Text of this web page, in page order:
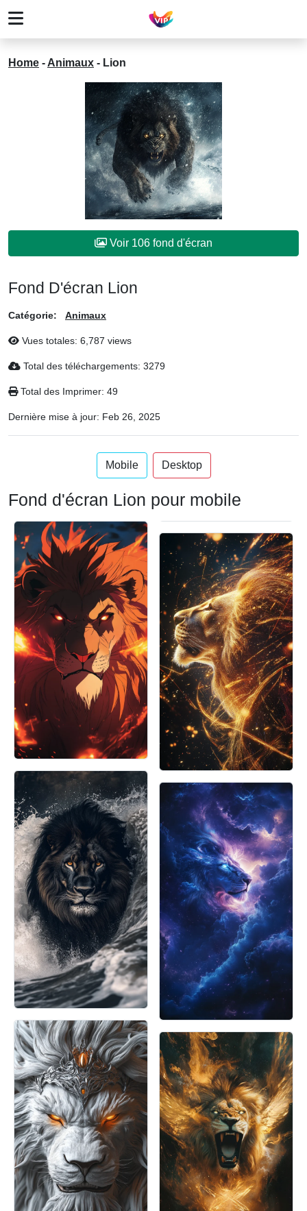
Home - Animaux - Lion
Voir 106 fond d'écran
Fond D'écran Lion
Catégorie: Animaux
Vues totales: 6,787 views
Total des téléchargements: 3279
Total des Imprimer: 49
Dernière mise à jour: Feb 26, 2025
Mobile Desktop
Fond d'écran Lion pour mobile